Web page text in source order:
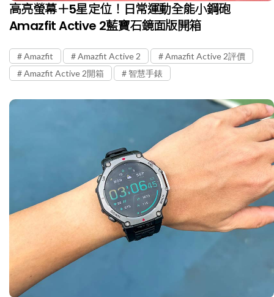
高亮螢幕＋5星定位！日常運動全能小鋼砲
Amazfit Active 2藍寶石鏡面版開箱
Amazfit Amazfit Active 2
Amazfit Active 2評價
Amazfit Active 2開箱
智慧手錶